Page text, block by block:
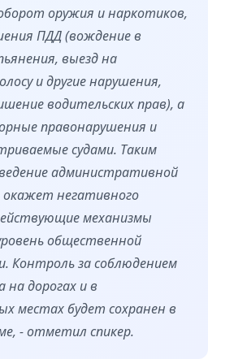
оружия и наркотиков,
ПДД (вождение в
выезд на
и другие нарушения,
водительских прав), а
правонарушения и
судами. Таким
административной
негативного
механизмы
общественной
Контроль за соблюдением
на дорогах и в
местах будет сохранен в
- отметил спикер.